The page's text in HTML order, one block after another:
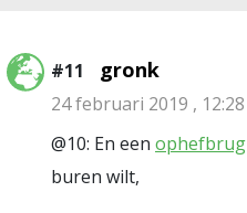
#11 gronk
24 februari 2019 , 12:28
@10: En een ophefbrug
buren wilt,